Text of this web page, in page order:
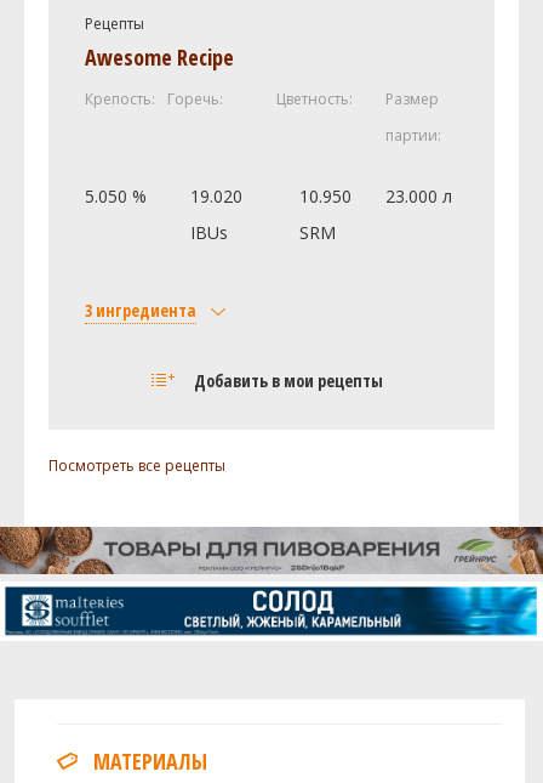
M07
Рецепты
Добавить в мои рецепты
Awesome Recipe
Крепость: Горечь: Цветность:
Размер
партии:
5.050 %
19.020
IBUs
10.950
SRM
23.000 л
3 ингредиента
Maris Otter Pale Malt
Адмирал (Admiral)
Mangrove Jack - British Ale Yeast
M07
0.05 шт
Посмотреть рецепт полностью
Посмотреть все рецепты
МАТЕРИАЛЫ